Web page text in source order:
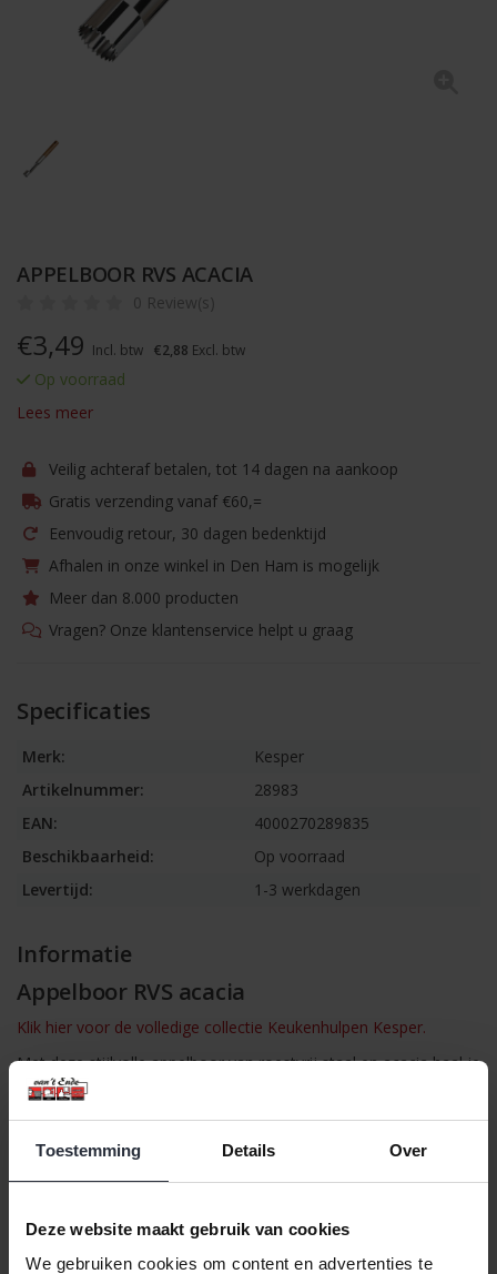
Toestemming Details Over
Deze website maakt gebruik van cookies
We gebruiken cookies om content en advertenties te
APPELBOOR RVS ACACIA
0 Review(s)
€3,49 Incl. btw €2,88 Excl. btw
Op voorraad
Lees meer
Veilig achteraf betalen, tot 14 dagen na aankoop
Gratis verzending vanaf €60,=
Eenvoudig retour, 30 dagen bedenktijd
Afhalen in onze winkel in Den Ham is mogelijk
Meer dan 8.000 producten
Vragen? Onze klantenservice helpt u graag
Specificaties
Merk:
Kesper
Artikelnummer:
28983
EAN:
4000270289835
Beschikbaarheid:
Op voorraad
Levertijd:
1-3 werkdagen
Informatie
Appelboor RVS acacia
Klik hier voor de volledige collectie Keukenhulpen Kesper.
Met deze stijlvolle appelboor van roestvrij staal en acacia haal je
eenvoudig en snel het klokhuis uit appels, peren of andere
comfortabel in de hand ligt en een warme, elegante uitstraling
aan je keuken geeft.
Belangrijkste kenmerken:
Materiaal: roestvrij staal & acacia (FSC®)